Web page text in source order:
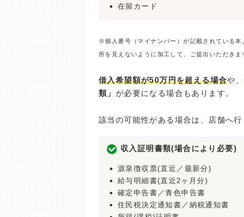
在留カード
※個人番号（マイナンバー）が記載されている
所を見えないように加工して、ご提出いただきま
借入希望額が50万円を超える場合や、
類」 が必要になる場合もあります。
該当の可能性がある場合は、店舗へ
収入証明書類(場合により必要)
源泉徴収票(直近／最新分)
給与明細書(直近2ヶ月分)
確定申告書／青色申告書
住民税決定通知書／納税通知書